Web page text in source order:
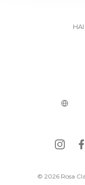
© 2026 Rosa